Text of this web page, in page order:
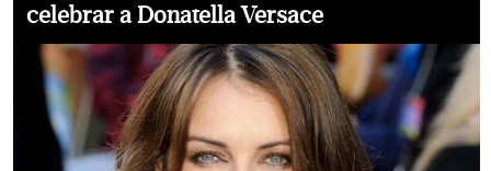
celebrar a Donatella Versace